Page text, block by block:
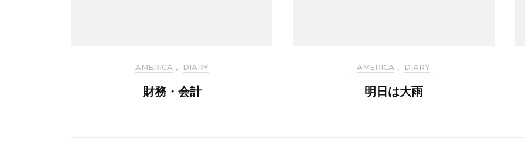
AMERICA , DIARY
財務・会計
AMERICA , DIARY
明日は大雨